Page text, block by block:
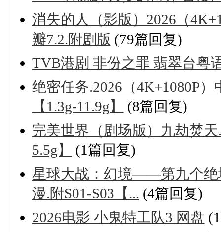
消失的人（影版）2026（
瓣7.2.附剧版 (79篇回复)
TVB港剧 非份之罪 翡翠台粤
绝密任务.2026（4K+1080P
【1.3g-11.9g】
(8篇回复)
完美世界（剧场版）九劫焚天
5.5g】
(1篇回复)
星球大战：幻境——第九个绝
漫.附S01-S03【... (4篇回复)
2026电影 小鬼特工队3 网盘